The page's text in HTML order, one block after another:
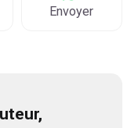
Envoyer